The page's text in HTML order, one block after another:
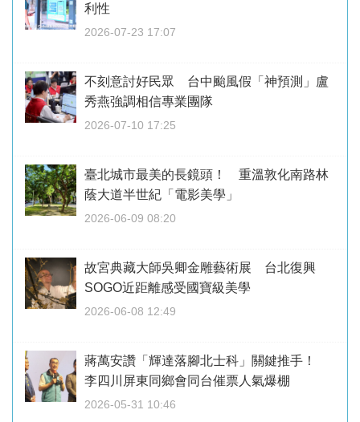
利性
2026-07-23 17:07
不刻意討好民眾 台中颱風假「神預測」盧
秀燕強調相信專業團隊
2026-07-10 17:25
臺北城市最美的長鏡頭！ 重溫敦化南路林
蔭大道半世紀「電影美學」
2026-06-09 08:20
故宮典藏大師吳卿金雕藝術展 台北復興
SOGO近距離感受國寶級美學
2026-06-08 12:49
蔣萬安讚「輝達落腳北士科」關鍵推手！
李四川屏東同鄉會同台催票人氣爆棚
2026-05-31 10:46